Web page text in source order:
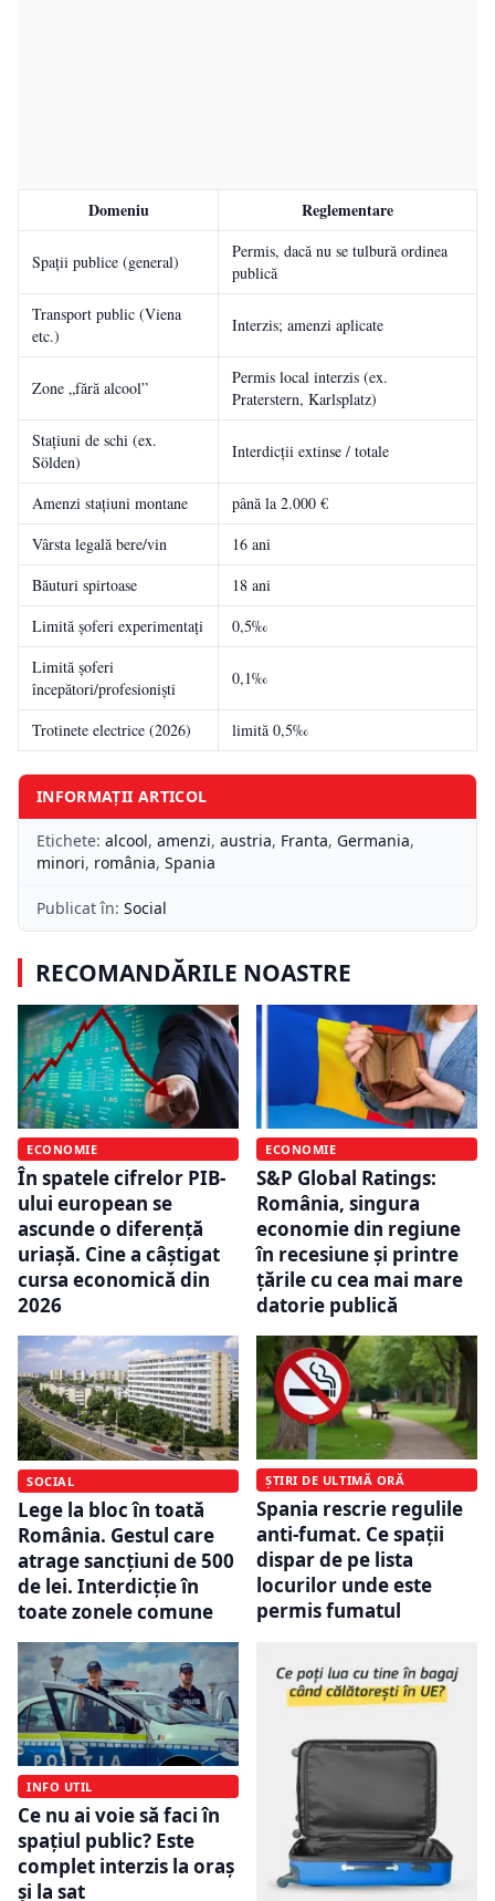
Domeniu Reglementare
Spații publice (general)
Permis, dacă nu se tulbură ordinea
publică
Transport public (Viena
etc.)
Interzis; amenzi aplicate
Zone „fără alcool”
Permis local interzis (ex.
Praterstern, Karlsplatz)
Stațiuni de schi (ex.
Sölden)
Interdicții extinse / totale
Amenzi stațiuni montane
până la 2.000 €
Vârsta legală bere/vin
16 ani
Băuturi spirtoase
18 ani
Limită șoferi experimentați
0,5‰
Limită șoferi
începători/profesioniști
0,1‰
Trotinete electrice (2026) limită 0,5‰
INFORMAȚII ARTICOL
Etichete: alcool, amenzi, austria, Franta, Germania,
minori, românia, Spania
Publicat în: Social
RECOMANDĂRILE NOASTRE
ECONOMIE
În spatele cifrelor PIB-
ului european se
ascunde o diferență
uriașă. Cine a câștigat
cursa economică din
2026
ECONOMIE
S&P Global Ratings:
România, singura
economie din regiune
în recesiune și printre
țările cu cea mai mare
datorie publică
SOCIAL
Lege la bloc în toată
România. Gestul care
atrage sancțiuni de 500
de lei. Interdicție în
toate zonele comune
ȘTIRI DE ULTIMĂ ORĂ
Spania rescrie regulile
anti-fumat. Ce spații
dispar de pe lista
locurilor unde este
permis fumatul
INFO UTIL
Ce nu ai voie să faci în
spațiul public? Este
complet interzis la oraș
și la sat